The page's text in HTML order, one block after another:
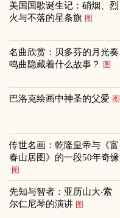
美国国歌诞生记：硝烟、烈
火与不落的星条旗 图
名曲欣赏：贝多芬的月光奏
鸣曲隐藏着什么故事？
图
巴洛克绘画中神圣的父爱 图
传世名画：乾隆皇帝与《富
春山居图》的一段50年奇缘
图
先知与智者：亚历山大‧索
尔仁尼琴的演讲 图